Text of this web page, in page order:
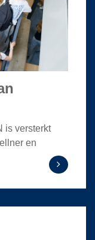
is versterkt
en